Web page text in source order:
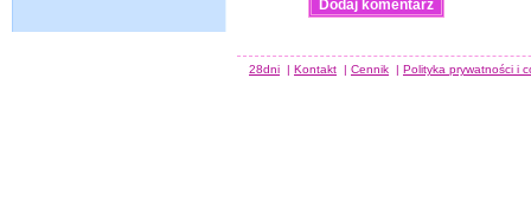
28dni | Kontakt | Cennik | Polityka prywatności i